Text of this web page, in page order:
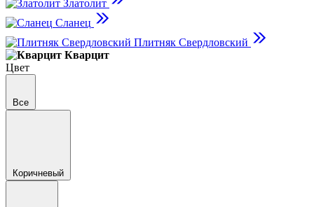
Златолит
Сланец
Плитняк Свердловский
Кварцит
Цвет
Все
Коричневый